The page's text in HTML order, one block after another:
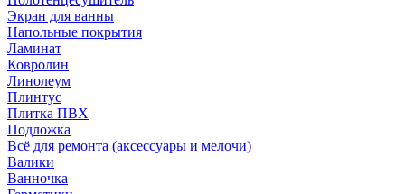
Экран для ванны
Напольные покрытия
Ламинат
Ковролин
Линолеум
Плинтус
Плитка ПВХ
Подложка
Всё для ремонта (аксессуары и мелочи)
Валики
Ванночка